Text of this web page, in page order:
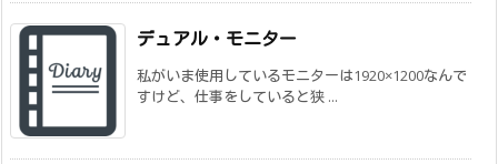
デュアル・モニター
私がいま使用しているモニターは1920×1200なんで
すけど、仕事をしていると狭 ...